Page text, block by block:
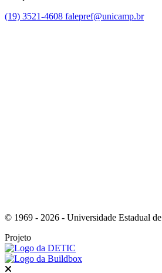
(19) 3521-4608 falepref@unicamp.br
© 1969 - 2026 - Universidade Estadual
Projeto